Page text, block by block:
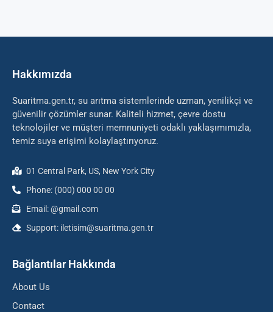
Hakkımızda
Suaritma.gen.tr, su arıtma sistemlerinde uzman, yenilikçi ve
güvenilir çözümler sunar. Kaliteli hizmet, çevre dostu
teknolojiler ve müşteri memnuniyeti odaklı yaklaşımımızla,
temiz suya erişimi kolaylaştırıyoruz.
01 Central Park, US, New York City
Phone: (000) 000 00 00
Email: @gmail.com
Support: iletisim@suaritma.gen.tr
Bağlantılar Hakkında
About Us
Contact